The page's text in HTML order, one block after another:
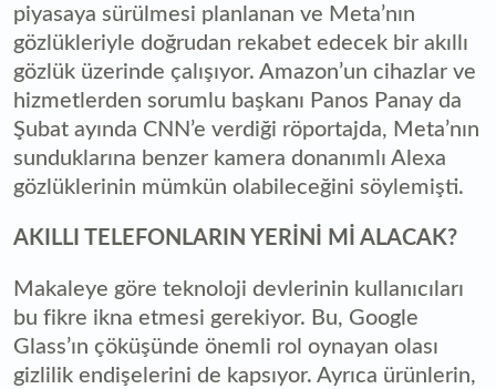
piyasaya sürülmesi planlanan ve Meta’nın
gözlükleriyle doğrudan rekabet edecek bir akıllı
gözlük üzerinde çalışıyor. Amazon’un cihazlar ve
hizmetlerden sorumlu başkanı Panos Panay da
Şubat ayında CNN’e verdiği röportajda, Meta’nın
sunduklarına benzer kamera donanımlı Alexa
gözlüklerinin mümkün olabileceğini söylemişti.
AKILLI TELEFONLARIN YERİNİ Mİ ALACAK?
Makaleye göre teknoloji devlerinin kullanıcıları
bu fikre ikna etmesi gerekiyor. Bu, Google
Glass’ın çöküşünde önemli rol oynayan olası
gizlilik endişelerini de kapsıyor. Ayrıca ürünlerin,